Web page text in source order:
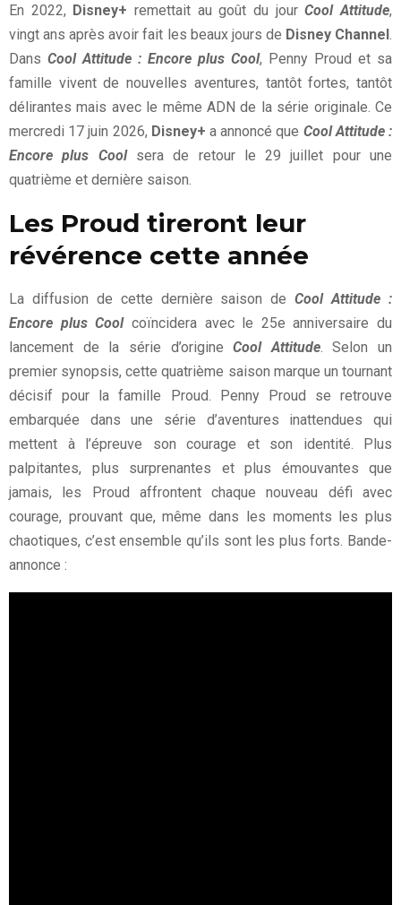
En 2022, Disney+ remettait au goût du jourCool Attitude,
vingt ans après avoir fait les beaux jours de Disney Channel
Dans Cool Attitude : Encore plus Cool, Penny Proud et sa
famille vivent de nouvelles aventures, tantôt fortes, tantôt
délirantes mais avec le même ADN de la série originale. Ce
mercredi 17 juin 2026, Disney+ a annoncé que Cool Attitude :
Encore plus Coolsera de retour le 29 juillet pour une
quatrième et dernière saison.
Les Proud tireront leur
révérence cette année
La diffusion de cette dernière saison deCool Attitude :
Encore plus Coolcoïncidera avec le 25e anniversaire du
lancement de la série d’origineCool Attitude. Selon un
premier synopsis, cette quatrième saison marque un tournant
décisif pour la famille Proud. Penny Proud se retrouve
embarquée dans une série d’aventures inattendues qui
mettent à l’épreuve son courage et son identité. Plus
palpitantes, plus surprenantes et plus émouvantes que
jamais, les Proud affrontent chaque nouveau défi avec
courage, prouvant que, même dans les moments les plus
chaotiques, c’est ensemble qu’ils sont les plus forts. Bande-
annonce :